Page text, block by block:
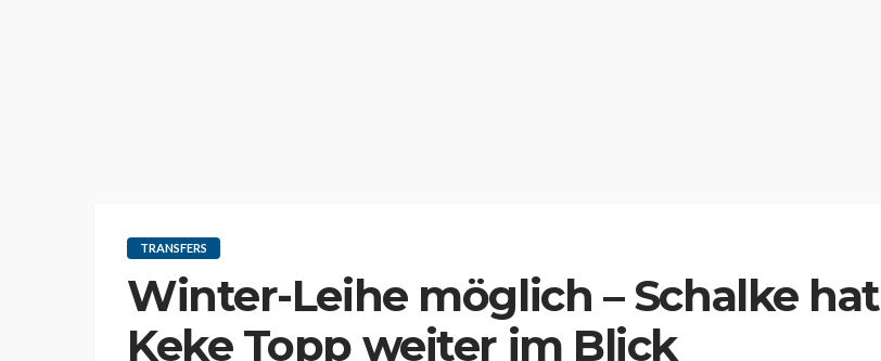
TRANSFERS
Winter-Leihe möglich – Schalke hat
Keke Topp weiter im Blick